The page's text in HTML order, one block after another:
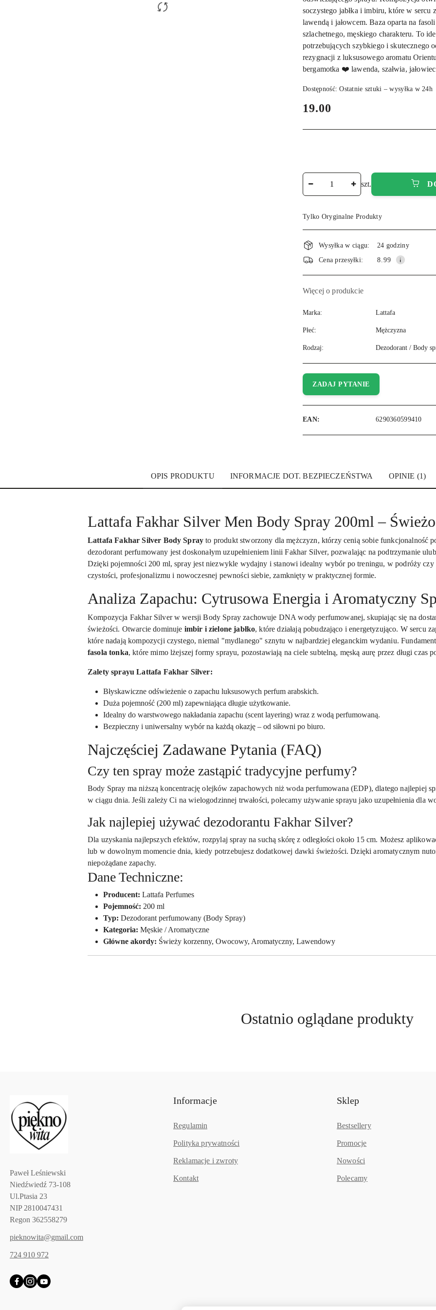
soczystego jabłka i imbiru, które w sercu
lawendą i jałowcem. Baza oparta na
szlachetnego, męskiego charakteru. To
potrzebujących szybkiego i skutecznego
rezygnacji z luksusowego aromatu
bergamotka ❤️ lawenda, szałwia,
Dostępność:Ostatnie sztuki – wysyłka w 24h
cena:
19.00
szt.
Tylko Oryginalne Produkty
Wysyłka w ciągu:
24 godziny
Cena przesyłki:
8.99
Więcej o produkcie
Marka: Lattafa
Płeć: Mężczyzna
Rodzaj: Dezodorant / Body
ZADAJ PYTANIE
EAN: 6290360599410
OPIS PRODUKTU INFORMACJE DOT. BEZPIECZEŃSTWA OPINIE (1)
Lattafa Fakhar Silver Men Body Spray 200ml –
Lattafa Fakhar Silver Body Spray to produkt stworzony dla mężczyzn, którzy cenią sobie funkcjonalność
dezodorant perfumowany jest doskonałym uzupełnieniem linii Fakhar Silver, pozwalając na podtrzymanie
Dzięki pojemności 200 ml, spray jest niezwykle wydajny i stanowi idealny wybór po treningu, w podróży czy
czystości, profesjonalizmu i nowoczesnej pewności siebie, zamknięty w praktycznej formie.
Analiza Zapachu: Cytrusowa Energia i Aromatyczny
Kompozycja Fakhar Silver w wersji Body Spray zachowuje DNA wody perfumowanej, skupiając się na
świeżości. Otwarcie dominuje imbir i zielone jabłko, które działają pobudzająco i energetyzująco. W sercu
które nadają kompozycji czystego, niemal "mydlanego" sznytu w najbardziej eleganckim wydaniu.
fasola tonka, które mimo lżejszej formy sprayu, pozostawiają na ciele subtelną, męską aurę przez długi czas
Zalety sprayu Lattafa Fakhar Silver:
Błyskawiczne odświeżenie o zapachu luksusowych perfum arabskich.
Duża pojemność (200 ml) zapewniająca długie użytkowanie.
Idealny do warstwowego nakładania zapachu (scent layering) wraz z wodą perfumowaną.
Bezpieczny i uniwersalny wybór na każdą okazję – od siłowni po biuro.
Najczęściej Zadawane Pytania (FAQ)
Czy ten spray może zastąpić tradycyjne perfumy?
Body Spray ma niższą koncentrację olejków zapachowych niż woda perfumowana (EDP), dlatego najlepiej
w ciągu dnia. Jeśli zależy Ci na wielogodzinnej trwałości, polecamy używanie sprayu jako uzupełnienia dla
Jak najlepiej używać dezodorantu Fakhar Silver?
Dla uzyskania najlepszych efektów, rozpylaj spray na suchą skórę z odległości około 15 cm. Możesz
lub w dowolnym momencie dnia, kiedy potrzebujesz dodatkowej dawki świeżości. Dzięki aromatycznym
niepożądane zapachy.
Dane Techniczne:
Producent: Lattafa Perfumes
Pojemność: 200 ml
Typ: Dezodorant perfumowany (Body Spray)
Kategoria: Męskie / Aromatyczne
Główne akordy: Świeży korzenny, Owocowy, Aromatyczny, Lawendowy
Produkty
Ostatnio oglądane produkty
Paweł Leśniewski
Niedźwiedź 73-108
Ul.Ptasia 23
NIP 2810047431
Regon 362558279
pieknowita@gmail.com
724 910 972
Informacje
Regulamin
Polityka prywatności
Reklamacje i zwroty
Kontakt
Sklep
Bestsellery
Promocje
Nowości
Polecamy